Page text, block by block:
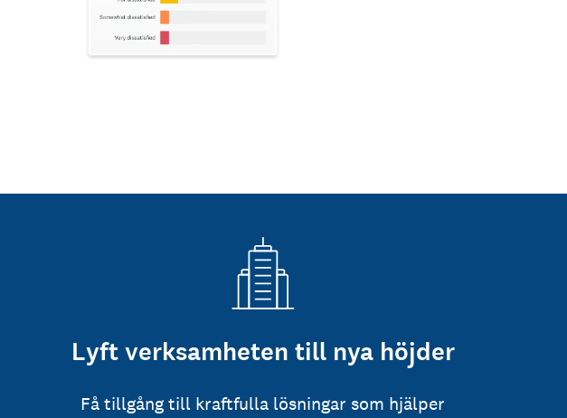
Lyft verksamheten till nya höjder
Få tillgång till kraftfulla lösningar som hjälper